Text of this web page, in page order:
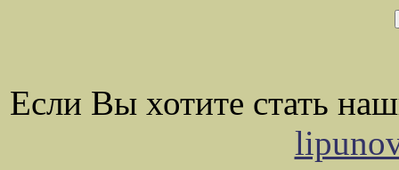
Если Вы хотите стать